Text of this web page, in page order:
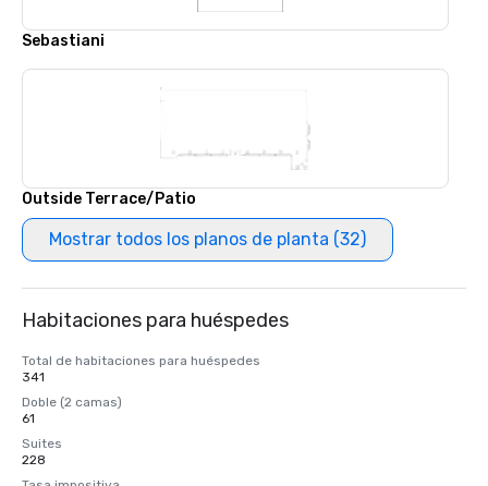
Sebastiani
Outside Terrace/Patio
Mostrar todos los planos de planta (32)
Habitaciones para huéspedes
Total de habitaciones para huéspedes
341
Doble (2 camas)
61
Suites
228